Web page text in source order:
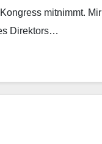
mitnimmt. Mir
Direktors…